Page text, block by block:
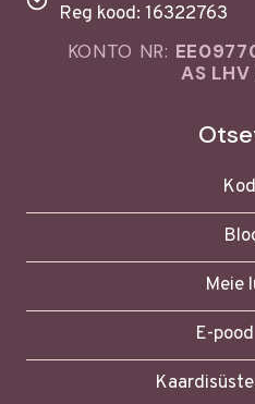
Reg kood: 16322763
KONTO NR:
AS LHV
Meie
E-pood